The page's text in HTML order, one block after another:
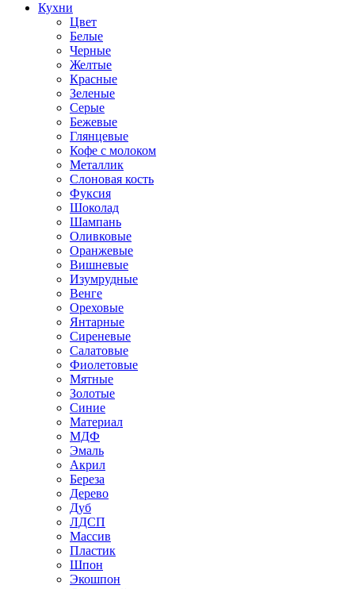
Кухни
Цвет
Белые
Черные
Желтые
Красные
Зеленые
Серые
Бежевые
Глянцевые
Кофе с молоком
Металлик
Слоновая кость
Фуксия
Шоколад
Шампань
Оливковые
Оранжевые
Вишневые
Изумрудные
Венге
Ореховые
Янтарные
Сиреневые
Салатовые
Фиолетовые
Мятные
Золотые
Синие
Материал
МДФ
Эмаль
Акрил
Береза
Дерево
Дуб
ЛДСП
Массив
Пластик
Шпон
Экошпон